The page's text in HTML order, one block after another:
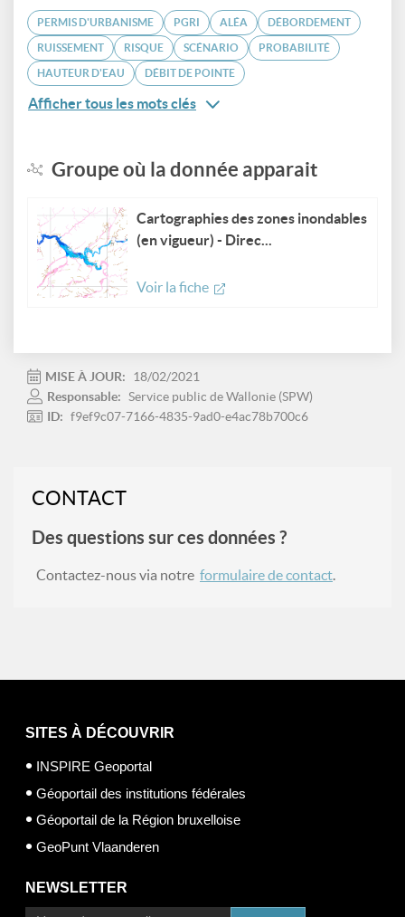
PERMIS D'URBANISME PGRI ALÉA DÉBORDEMENT
RUISSEMENT RISQUE SCÉNARIO PROBABILITÉ
HAUTEUR D'EAU DÉBIT DE POINTE
Afficher tous les mots clés
Groupe où la donnée apparait
Cartographies des zones inondables
(en vigueur) - Direc...
Voir la fiche
MISE À JOUR:
18/02/2021
Responsable: Service public de Wallonie (SPW)
ID: f9ef9c07-7166-4835-9ad0-e4ac78b700c6
CONTACT
Des questions sur ces données ?
Contactez-nous via notre formulaire de contact.
SITES À DÉCOUVRIR
INSPIRE Geoportal
Géoportail des institutions fédérales
Géoportail de la Région bruxelloise
GeoPunt Vlaanderen
NEWSLETTER